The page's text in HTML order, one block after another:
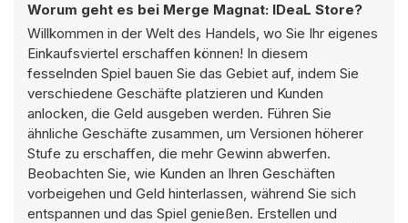
Worum geht es bei Merge Magnat: IDeaL Store?
Willkommen in der Welt des Handels, wo Sie Ihr eigenes
Einkaufsviertel erschaffen können! In diesem
fesselnden Spiel bauen Sie das Gebiet auf, indem Sie
verschiedene Geschäfte platzieren und Kunden
anlocken, die Geld ausgeben werden. Führen Sie
ähnliche Geschäfte zusammen, um Versionen höherer
Stufe zu erschaffen, die mehr Gewinn abwerfen.
Beobachten Sie, wie Kunden an Ihren Geschäften
vorbeigehen und Geld hinterlassen, während Sie sich
entspannen und das Spiel genießen. Erstellen und